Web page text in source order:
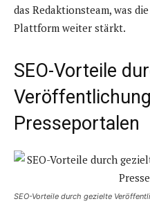
das Redaktionsteam, was
Plattform weiter stärkt.
SEO-Vorteile
Presseportalen
SEO-Vorteile durch gezielte